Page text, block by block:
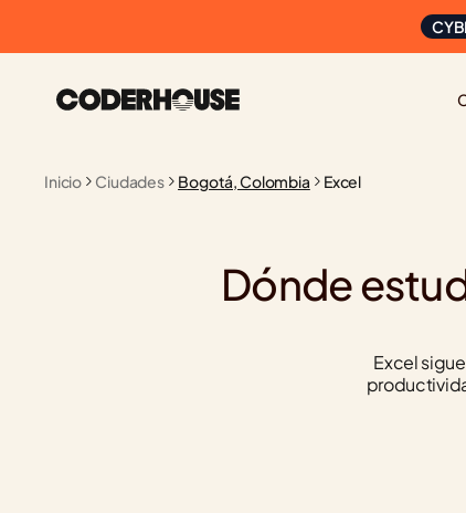
Inicio Ciudades Bogotá, Colombia Excel
Dónde
Excel